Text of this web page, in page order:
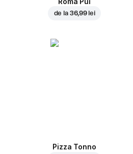
de la 36,99 lei
Pizza Tonno